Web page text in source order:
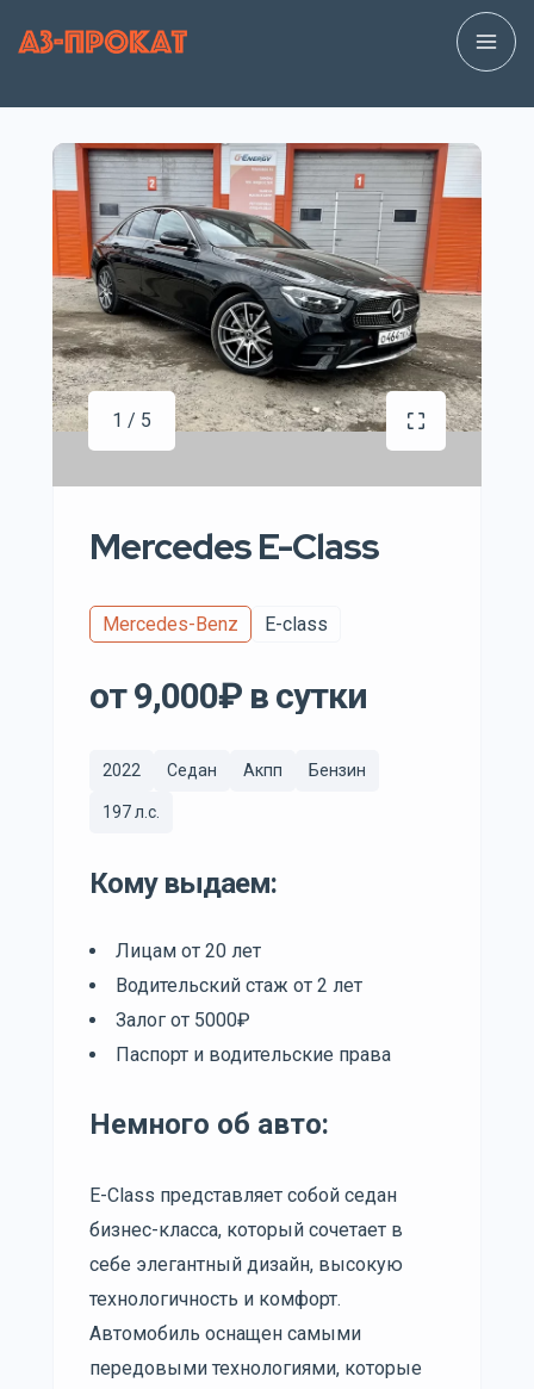
1 / 5
Mercedes E-Class
Mercedes-Benz E-class
от 9,000₽ в сутки
2022 Седан Акпп Бензин
197 л.с.
Кому выдаем:
Лицам от 20 лет
Водительский стаж от 2 лет
Залог от 5000₽
Паспорт и водительские права
Немного об авто:
E-Class представляет собой седан
бизнес-класса, который сочетает в
себе элегантный дизайн, высокую
технологичность и комфорт.
Автомобиль оснащен самыми
передовыми технологиями, которые